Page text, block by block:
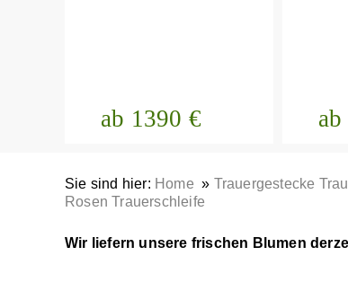
ab 1390 €
Sie sind hier: Home » Trauergestecke
Rosen Trauerschleife
Wir liefern unsere frischen Blumen